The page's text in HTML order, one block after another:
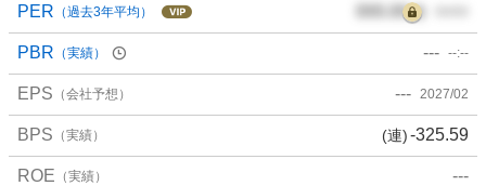
PER （過去3年平均） 000.00倍
PBR （実績） --- --:--
EPS （会社予想） --- 2027/02
BPS （実績） (連)-325.59
ROE （実績） ---